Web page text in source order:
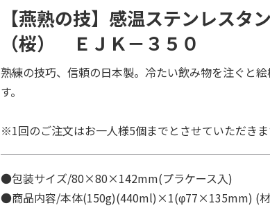
【燕熟の技】感温ステンレスタ
（桜） ＥＪＫ－３５０
熟練の技巧、信頼の日本製。冷たい飲み物を注ぐと
す。
※1回のご注文はお一人様5個までとさせていただきま
●包装サイズ/80×80×142mm(プラケース入)
●商品内容/本体(150g)(440ml)×1(φ77×135mm) (材